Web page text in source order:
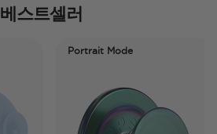
베스트셀러
Portrait Mode